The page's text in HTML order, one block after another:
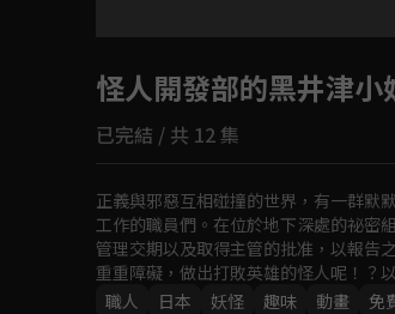
如有不便請見諒
怪人開發部的黑井津小
已完結 / 共 12 集
正義與邪惡互相碰撞的世界，有一群默
工作的職員們。在位於地下深處的祕密
管理交期以及取得主管的批准，以報告
重重障礙，做出打敗英雄的怪人呢！？
為了開發打倒英雄的怪人而奮鬥的另一
職人
日本 妖怪 趣味 動畫 免